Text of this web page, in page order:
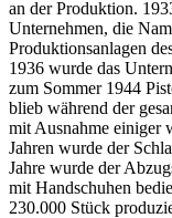
an der Produktion.
Unternehmen, die
Produktionsanlagen
1936 wurde das
zum Sommer 1944
blieb während der
mit Ausnahme einiger
Jahren wurde der
Jahre wurde der
mit Handschuhen
230.000 Stück